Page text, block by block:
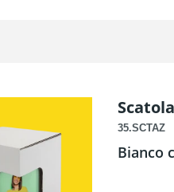
35.SCTAZ
Bianco